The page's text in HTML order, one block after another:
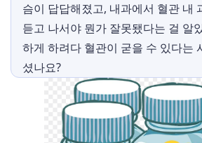
슴이 답답해졌고, 내과에서 혈관 내
듣고 나서야 뭔가 잘못됐다는 걸 알
하게 하려다 혈관이 굳을 수 있다는
셨나요?